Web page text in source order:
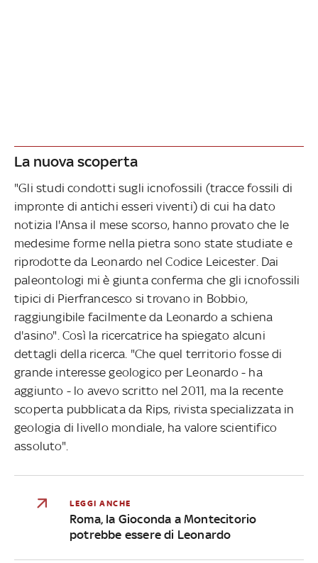
La nuova scoperta
"Gli studi condotti sugli icnofossili (tracce fossili di
impronte di antichi esseri viventi) di cui ha dato
notizia l'Ansa il mese scorso, hanno provato che le
medesime forme nella pietra sono state studiate e
riprodotte da Leonardo nel Codice Leicester. Dai
paleontologi mi è giunta conferma che gli icnofossili
tipici di Pierfrancesco si trovano in Bobbio,
raggiungibile facilmente da Leonardo a schiena
d'asino". Così la ricercatrice ha spiegato alcuni
dettagli della ricerca. "Che quel territorio fosse di
grande interesse geologico per Leonardo - ha
aggiunto - lo avevo scritto nel 2011, ma la recente
scoperta pubblicata da Rips, rivista specializzata in
geologia di livello mondiale, ha valore scientifico
assoluto".
LEGGI ANCHE
Roma, la Gioconda a Montecitorio
potrebbe essere di Leonardo